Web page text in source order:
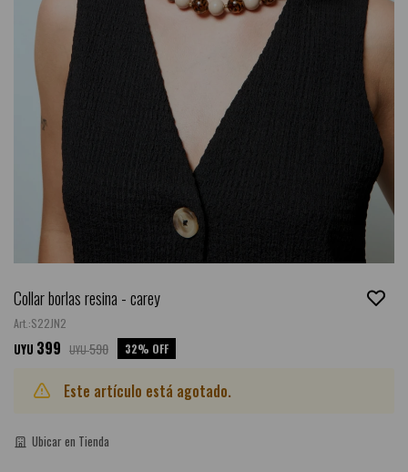
Collar borlas resina - carey
S22JN2
UYU 399 UYU590 32
Este artículo está agotado.
Ubicar en Tienda